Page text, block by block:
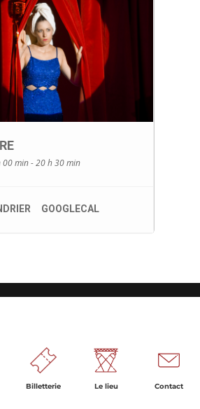
00 min - 20 h 30 min
GOOGLECAL
Billetterie Le lieu Contact